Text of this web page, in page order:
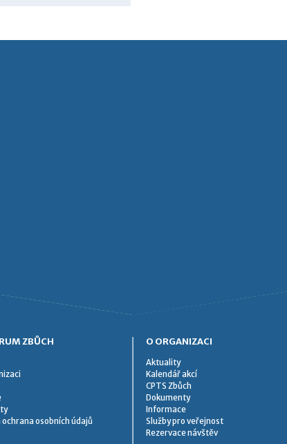
ZBŮCH
ochrana osobních údajů
O ORGANIZACI
Aktuality
Kalendář akcí
CPTS Zbůch
Dokumenty
Informace
Služby pro veřejnost
Rezervace návštěv